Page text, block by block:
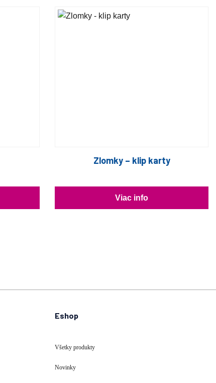
Zlomky – klip karty
Viac info
Eshop
Všetky produkty
Novinky